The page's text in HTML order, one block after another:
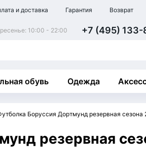
и доставка Гарантия Возврат
10:00 - 22:00 +7 (495)
обувь Одежда
Боруссия Дортмунд резервная сезона
резервная